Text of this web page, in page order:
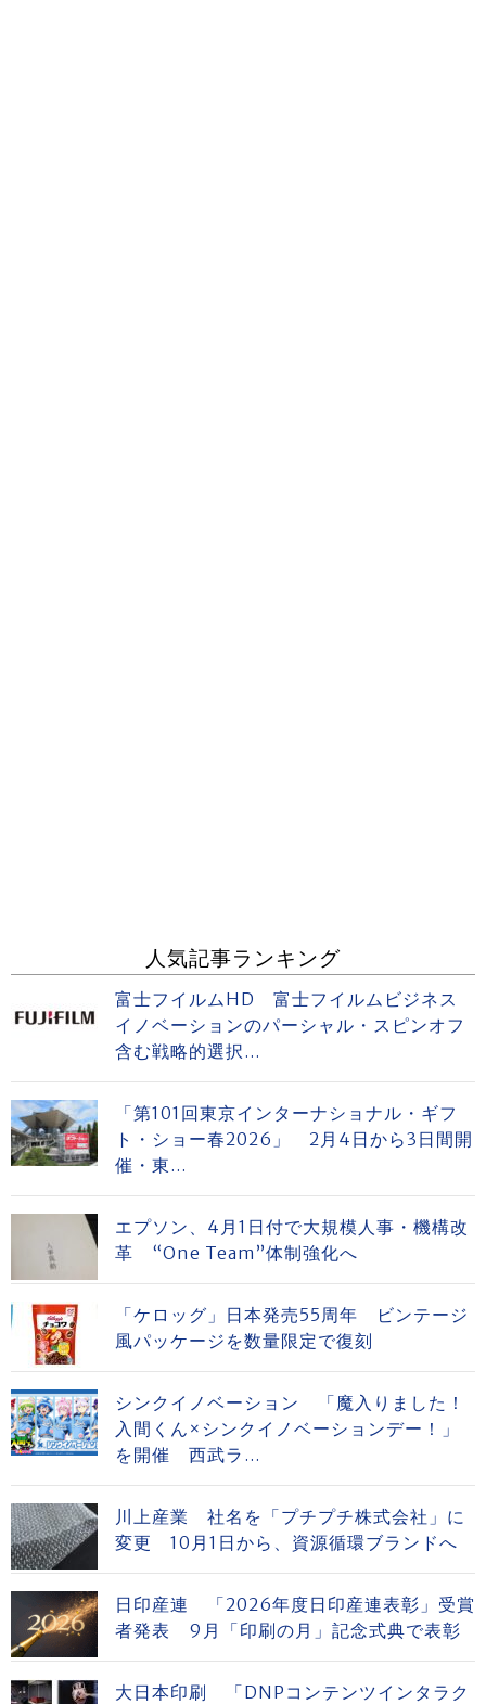
人気記事ランキング
富士フイルムHD 富士フイルムビジネス
イノベーションのパーシャル・スピンオフ
含む戦略的選択...
「第101回東京インターナショナル・ギフ
ト・ショー春2026」 2月4日から3日間開
催・東...
エプソン、4月1日付で大規模人事・機構改
革 “One Team”体制強化へ
「ケロッグ」日本発売55周年 ビンテージ
風パッケージを数量限定で復刻
シンクイノベーション 「魔入りました！
入間くん×シンクイノベーションデー！」
を開催 西武ラ...
川上産業 社名を「プチプチ株式会社」に
変更 10月1日から、資源循環ブランドへ
日印産連 「2026年度日印産連表彰」受賞
者発表 9月「印刷の月」記念式典で表彰
大日本印刷 「DNPコンテンツインタラク